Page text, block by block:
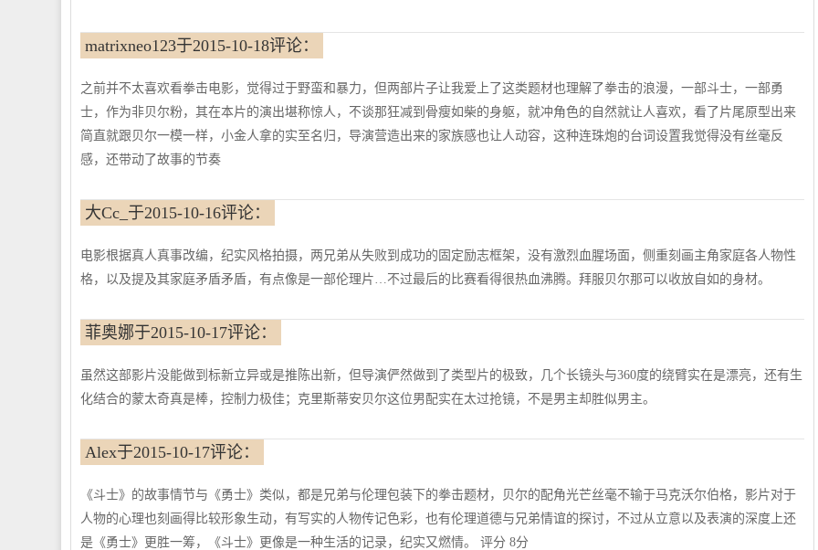
matrixneo123于2015-10-18评论：
之前并不太喜欢看拳击电影，觉得过于野蛮和暴力，但两部片子让我爱上了这类题材也理解了拳击的浪漫，一部斗士，一部勇
士，作为非贝尔粉，其在本片的演出堪称惊人，不谈那狂减到骨瘦如柴的身躯，就冲角色的自然就让人喜欢，看了片尾原型出来
简直就跟贝尔一模一样，小金人拿的实至名归，导演营造出来的家族感也让人动容，这种连珠炮的台词设置我觉得没有丝毫反
感，还带动了故事的节奏
大Cc_于2015-10-16评论：
电影根据真人真事改编，纪实风格拍摄，两兄弟从失败到成功的固定励志框架，没有激烈血腥场面，侧重刻画主角家庭各人物性
格，以及提及其家庭矛盾矛盾，有点像是一部伦理片…不过最后的比赛看得很热血沸腾。拜服贝尔那可以收放自如的身材。
菲奥娜于2015-10-17评论：
虽然这部影片没能做到标新立异或是推陈出新，但导演俨然做到了类型片的极致，几个长镜头与360度的绕臂实在是漂亮，还有生
化结合的蒙太奇真是棒，控制力极佳；克里斯蒂安贝尔这位男配实在太过抢镜，不是男主却胜似男主。
Alex于2015-10-17评论：
《斗士》的故事情节与《勇士》类似，都是兄弟与伦理包装下的拳击题材，贝尔的配角光芒丝毫不输于马克沃尔伯格，影片对于
人物的心理也刻画得比较形象生动，有写实的人物传记色彩，也有伦理道德与兄弟情谊的探讨，不过从立意以及表演的深度上还
是《勇士》更胜一筹，《斗士》更像是一种生活的记录，纪实又燃情。 评分 8分